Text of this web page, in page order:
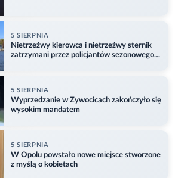
5 SIERPNIA
Nietrzeźwy kierowca i nietrzeźwy sternik
zatrzymani przez policjantów sezonowego
5 SIERPNIA
Wyprzedzanie w Żywocicach zakończyło się
wysokim mandatem
5 SIERPNIA
W Opolu powstało nowe miejsce stworzone
z myślą o kobietach